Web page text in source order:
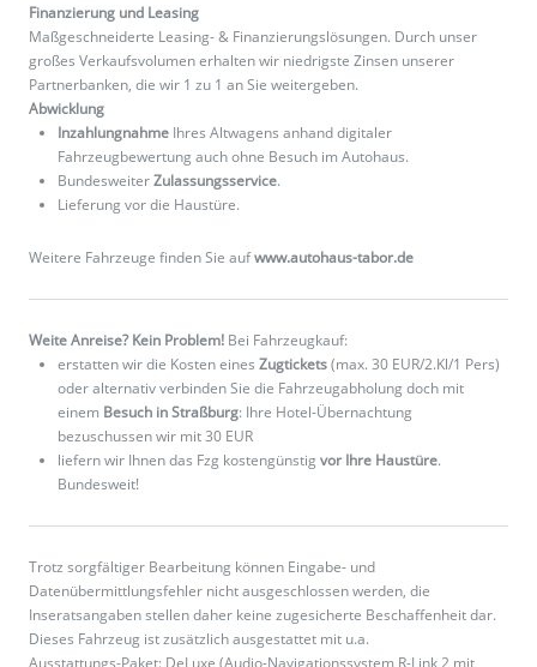
Finanzierung und Leasing
Maßgeschneiderte Leasing- & Finanzierungslösungen. Durch unser
großes Verkaufsvolumen erhalten wir niedrigste Zinsen unserer
Partnerbanken, die wir 1 zu 1 an Sie weitergeben.
Abwicklung
Inzahlungnahme Ihres Altwagens anhand digitaler
Fahrzeugbewertung auch ohne Besuch im Autohaus.
BundesweiterZulassungsservice.
Lieferung vor die Haustüre.
Weitere Fahrzeuge finden Sie aufwww.autohaus-tabor.de
Weite Anreise? Kein Problem! Bei Fahrzeugkauf:
erstatten wir die Kosten eines Zugtickets(max. 30 EUR/2.Kl/1 Pers)
oder alternativ verbinden Sie die Fahrzeugabholung doch mit
einem Besuch in Straßburg: Ihre Hotel-Übernachtung
bezuschussen wir mit 30 EUR
liefern wir Ihnen das Fzg kostengünstig vor Ihre Haustüre.
Bundesweit!
Trotz sorgfältiger Bearbeitung können Eingabe- und
Datenübermittlungsfehler nicht ausgeschlossen werden, die
Inseratsangaben stellen daher keine zugesicherte Beschaffenheit dar.
Dieses Fahrzeug ist zusätzlich ausgestattet mit u.a.
Ausstattungs-Paket: DeLuxe (Audio-Navigationssystem R-Link 2 mit